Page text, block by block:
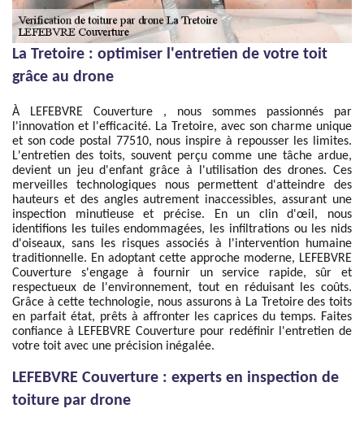
La Tretoire : optimiser l'entretien de votre toit
grâce au drone
À LEFEBVRE Couverture , nous sommes passionnés par
l'innovation et l'efficacité. La Tretoire, avec son charme unique
et son code postal 77510, nous inspire à repousser les limites.
L'entretien des toits, souvent perçu comme une tâche ardue,
devient un jeu d'enfant grâce à l'utilisation des drones. Ces
merveilles technologiques nous permettent d'atteindre des
hauteurs et des angles autrement inaccessibles, assurant une
inspection minutieuse et précise. En un clin d'œil, nous
identifions les tuiles endommagées, les infiltrations ou les nids
d'oiseaux, sans les risques associés à l'intervention humaine
traditionnelle. En adoptant cette approche moderne, LEFEBVRE
Couverture s'engage à fournir un service rapide, sûr et
respectueux de l'environnement, tout en réduisant les coûts.
Grâce à cette technologie, nous assurons à La Tretoire des toits
en parfait état, prêts à affronter les caprices du temps. Faites
confiance à LEFEBVRE Couverture pour redéfinir l'entretien de
votre toit avec une précision inégalée.
LEFEBVRE Couverture : experts en inspection de
toiture par drone